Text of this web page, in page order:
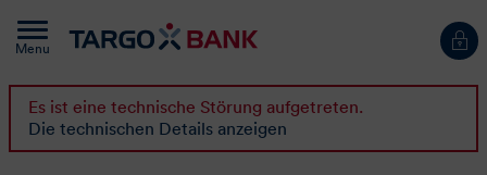
Menu Login
Es ist eine technische Störung aufgetreten.
Die technischen Details anzeigen